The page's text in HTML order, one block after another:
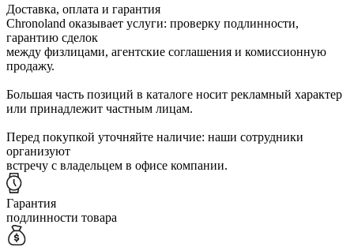
Доставка, оплата и гарантия
Chronoland оказывает услуги: проверку подлинности,
гарантию сделок
между физлицами, агентские соглашения и комиссионную
продажу.
Большая часть позиций в каталоге носит рекламный характер
или принадлежит частным лицам.
Перед покупкой уточняйте наличие: наши сотрудники
организуют
встречу с владельцем в офисе компании.
Гарантия
подлинности товара